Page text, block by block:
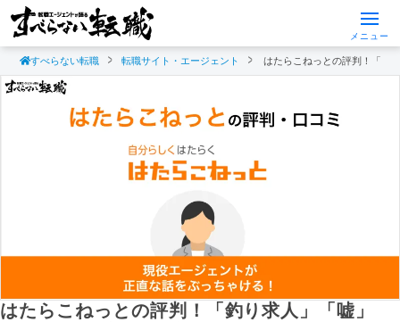
メニュー
すべらない転職 転職サイト・エージェント はたらこねっとの評判！「釣
はたらこねっとの評判！「釣り求人」「嘘」